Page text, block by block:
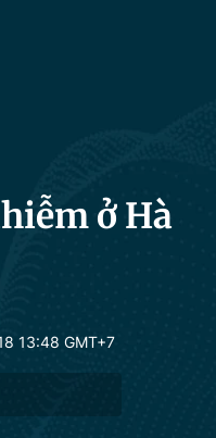
ở Hà
13:48 GMT+7